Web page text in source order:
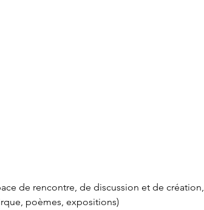
de rencontre, de discussion et de création,
poèmes, expositions)